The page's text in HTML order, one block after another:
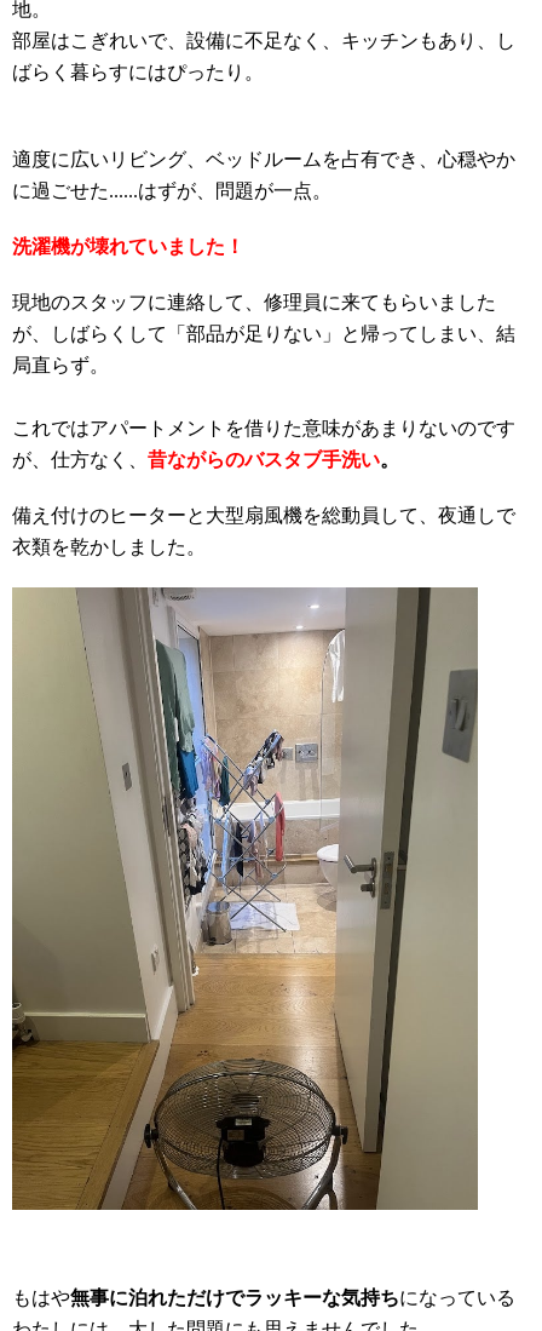
地。
部屋はこぎれいで、設備に不足なく、キッチンもあり、し
ばらく暮らすにはぴったり。
適度に広いリビング、ベッドルームを占有でき、心穏やか
に過ごせた......はずが、問題が一点。
洗濯機が壊れていました！
現地のスタッフに連絡して、修理員に来てもらいました
が、しばらくして「部品が足りない」と帰ってしまい、結
局直らず。
これではアパートメントを借りた意味があまりないのです
が、仕方なく、 昔ながらのバスタブ手洗い。
備え付けのヒーターと大型扇風機を総動員して、夜通しで
衣類を乾かしました。
もはや無事に泊れただけでラッキーな気持ちになっている